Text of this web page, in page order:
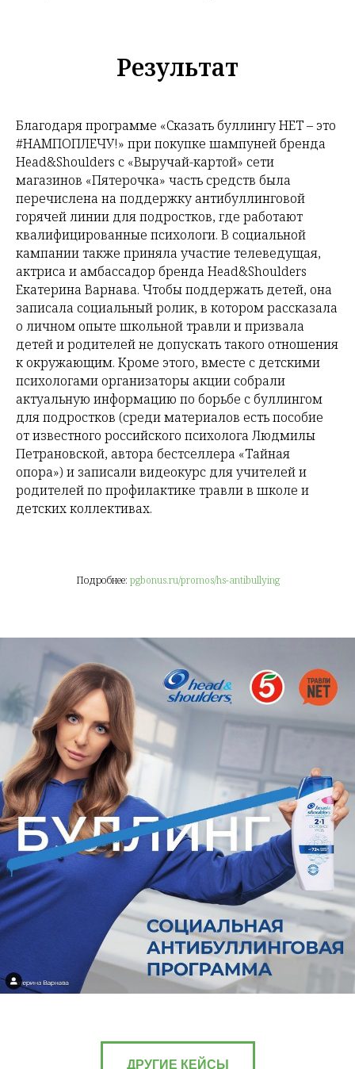
Результат
Благодаря программе «Сказать буллингу НЕТ – это
#НАМПОПЛЕЧУ!» при покупке шампуней бренда
Head&Shoulders с «Выручай-картой» сети
магазинов «Пятерочка» часть средств была
перечислена на поддержку антибуллинговой
горячей линии для подростков, где работают
квалифицированные психологи. В социальной
кампании также приняла участие телеведущая,
актриса и амбассадор бренда Head&Shoulders
Екатерина Варнава. Чтобы поддержать детей, она
записала социальный ролик, в котором рассказала
о личном опыте школьной травли и призвала
детей и родителей не допускать такого отношения
к окружающим. Кроме этого, вместе с детскими
психологами организаторы акции собрали
актуальную информацию по борьбе с буллингом
для подростков (среди материалов есть пособие
от известного российского психолога Людмилы
Петрановской, автора бестселлера «Тайная
опора») и записали видеокурс для учителей и
родителей по профилактике травли в школе и
детских коллективах.
Подробнее: pgbonus.ru/promos/hs-antibullying
ДРУГИЕ КЕЙСЫ